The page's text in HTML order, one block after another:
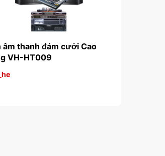
âm thanh đám cưới Cao
VH-HT009